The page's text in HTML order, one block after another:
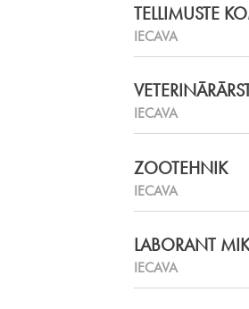
TELLIMUSTE
IECAVA
IECAVA
ZOOTEHNIK
IECAVA
LABORANT
IECAVA